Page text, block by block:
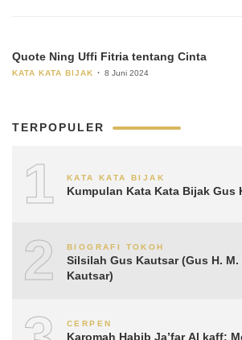
Quote Ning Uffi Fitria tentang Cinta
KATA KATA BIJAK 8 Juni 2024
TERPOPULER
1 KATA KATA BIJAK
Kumpulan Kata Kata Bijak Gus
2 BIOGRAFI TOKOH
Silsilah Gus Kautsar (Gus H. M.
Kautsar)
CERPEN
Karomah Habib Ja’far Al kaff: